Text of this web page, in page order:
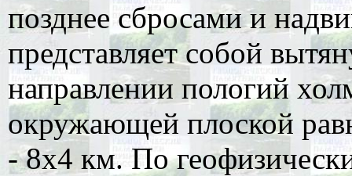
позднее сбросами и
представляет собой
направлении пологий
окружающей плоской
- 8х4 км. По